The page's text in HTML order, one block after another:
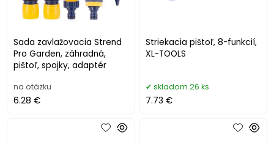
Sada zavlažovacia Strend
Pro Garden, záhradná,
pištoľ, spojky, adaptér
na otázku
6.28 €
Striekacia pištoľ, 8-funkcií,
XL-TOOLS
skladom 26 ks
7.73 €